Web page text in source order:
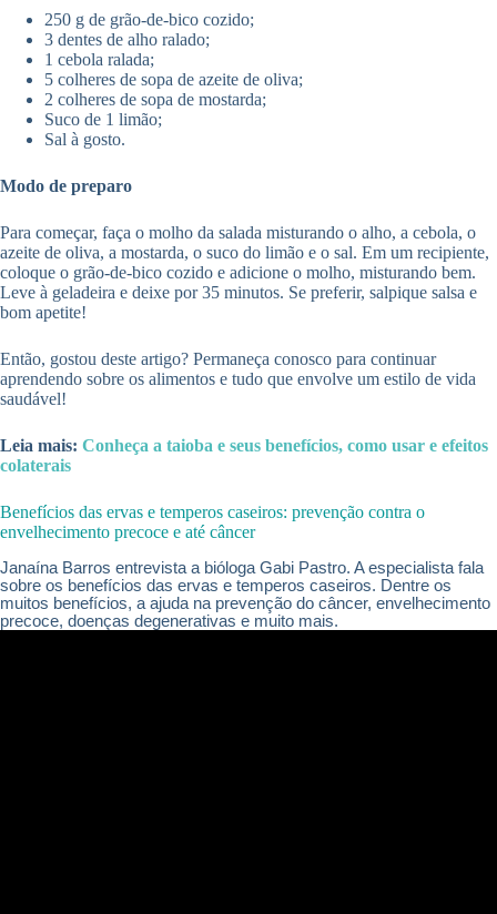
250 g de grão-de-bico cozido;
3 dentes de alho ralado;
1 cebola ralada;
5 colheres de sopa de azeite de oliva;
2 colheres de sopa de mostarda;
Suco de 1 limão;
Sal à gosto.
Modo de preparo
Para começar, faça o molho da salada misturando o alho, a cebola, o
azeite de oliva, a mostarda, o suco do limão e o sal. Em um recipiente,
coloque o grão-de-bico cozido e adicione o molho, misturando bem.
Leve à geladeira e deixe por 35 minutos. Se preferir, salpique salsa e
bom apetite!
Então, gostou deste artigo? Permaneça conosco para continuar
aprendendo sobre os alimentos e tudo que envolve um estilo de vida
saudável!
Leia mais: Conheça a taioba e seus benefícios, como usar e efeitos
colaterais
Benefícios das ervas e temperos caseiros: prevenção contra o
envelhecimento precoce e até câncer
Janaína Barros entrevista a bióloga Gabi Pastro. A especialista fala
sobre os benefícios das ervas e temperos caseiros. Dentre os
muitos benefícios, a ajuda na prevenção do câncer, envelhecimento
precoce, doenças degenerativas e muito mais.